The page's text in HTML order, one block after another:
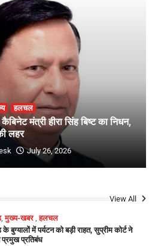
हलचल
मंत्री हीरा सिंह बिष्ट का निधन,
लहर
July 26, 2026
View All
,मुख्य-खबर,हलचल
बुग्यालों में पर्यटन को बड़ी राहत, सुप्रीम कोर्ट ने
प्रमुख प्रतिबंध